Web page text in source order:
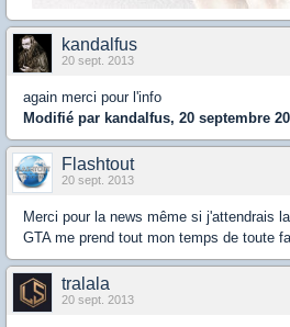
kandalfus
20 sept. 2013
again merci pour l'info
Modifié par kandalfus, 20 septembre
Flashtout
20 sept. 2013
Merci pour la news même si j'attendrais
GTA me prend tout mon temps de toute
tralala
20 sept. 2013